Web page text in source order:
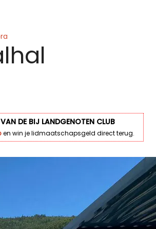
DE BIJ LANDGENOTEN CLUB
en win je lidmaatschapsgeld direct terug.